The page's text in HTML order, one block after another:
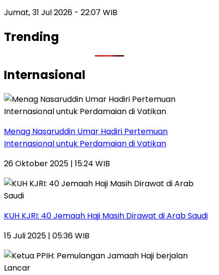
Jumat, 31 Jul 2026 - 22:07 WIB
Trending
Internasional
Menag Nasaruddin Umar Hadiri Pertemuan
Internasional untuk Perdamaian di Vatikan
26 Oktober 2025 | 15:24 WIB
KUH KJRI: 40 Jemaah Haji Masih Dirawat di Arab Saudi
15 Juli 2025 | 05:36 WIB